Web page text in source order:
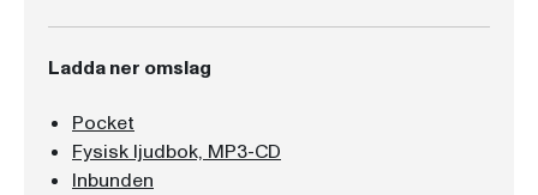
Ladda ner omslag
Pocket
Fysisk ljudbok, MP3-CD
Inbunden